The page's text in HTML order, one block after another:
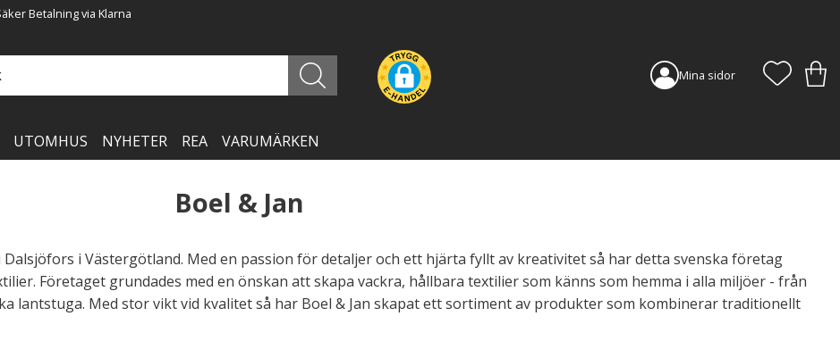
Betalning via Klarna
Mina sidor
UTOMHUS NYHETER REA VARUMÄRKEN
Boel & Jan
i Västergötland. Med en passion för detaljer och ett hjärta fyllt av kreativitet så har detta svenska företag
Företaget grundades med en önskan att skapa vackra, hållbara textilier som känns som hemma i alla miljöer - från
lantstuga. Med stor vikt vid kvalitet så har Boel & Jan skapat ett sortiment av produkter som kombinerar traditionellt